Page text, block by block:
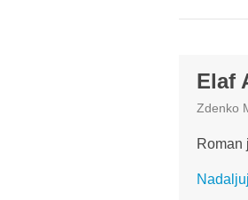
Elaf
Zdenko
Roman